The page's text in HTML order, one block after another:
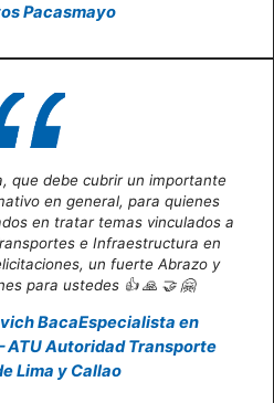
Pacasmayo
que debe cubrir un importante
en general, para quienes
en tratar temas vinculados a
e Infraestructura en
un fuerte Abrazo y
para ustedes 👍 🙏 🤝 🤗
BacaEspecialista en
Autoridad Transporte
Lima y Callao